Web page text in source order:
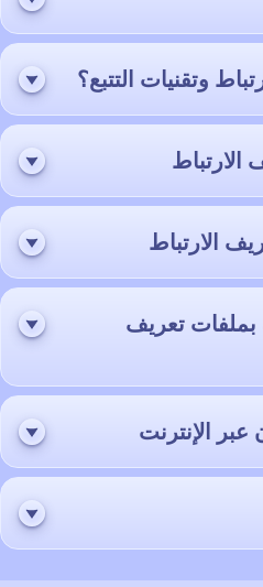
وتقنيات التتبع؟
الارتباط
الارتباط
بملفات تعريف
الإنترنت